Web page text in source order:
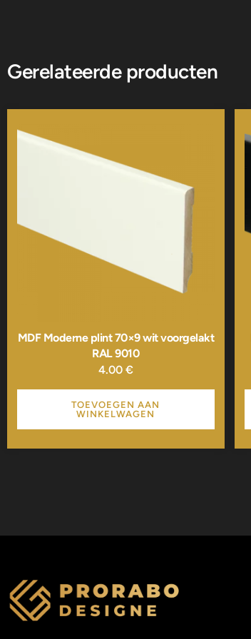
Gerelateerde producten
MDF Moderne plint 70×9 wit voorgelakt
RAL 9010
4.00 €
TOEVOEGEN AAN
WINKELWAGEN